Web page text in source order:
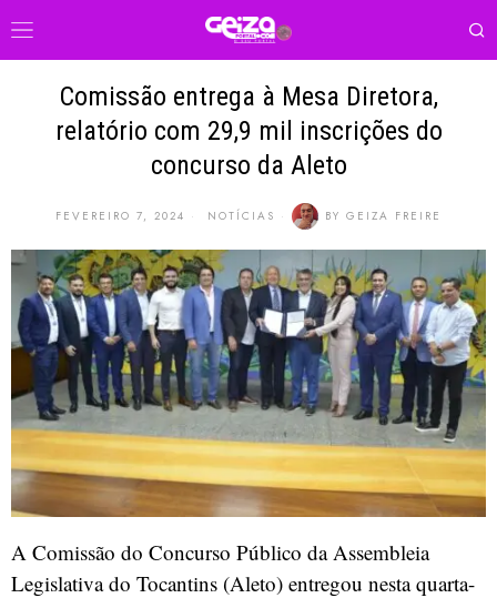
Comissão entrega à Mesa Diretora,
relatório com 29,9 mil inscrições do
concurso da Aleto
FEVEREIRO 7, 2024 NOTÍCIAS BY GEIZA FREIRE
A Comissão do Concurso Público da Assembleia
Legislativa do Tocantins (Aleto) entregou nesta quarta-